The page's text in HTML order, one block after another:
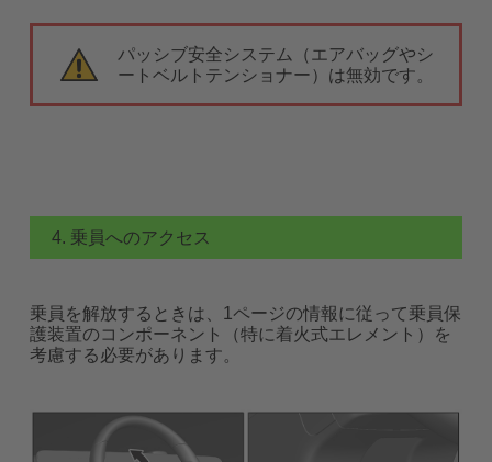
パッシブ安全システム（エアバッグやシ
ートベルトテンショナー）は無効です。
4. 乗員へのアクセス
乗員を解放するときは、1ページの情報に従って乗員保
護装置のコンポーネント（特に着火式エレメント）を
考慮する必要があります。